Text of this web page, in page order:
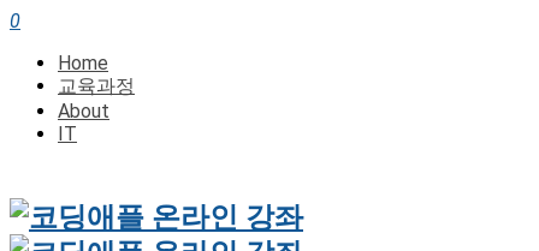
0
Home
교육과정
About
IT